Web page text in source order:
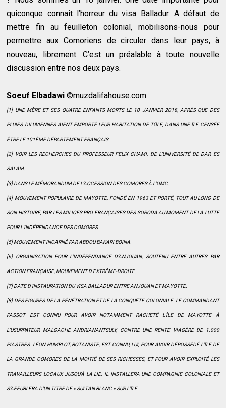
quiconque connaît l’horreur du visa Balladur. A défaut de
mettre fin au feuilleton colonial, mobilisons-nous pour
permettre aux Comoriens de circuler dans leur pays, à
nouveau, librement. C’est un préalable à toute nouvelle
discussion entre nos deux pays.
Soeuf Elbadawi©muzdalifahouse.com
[1] UNE MÈRE ET SES QUATRE ENFANTS MORTS LE 10 JANVIER 2018, APRÈS QUE DES
PLUIES DILUVIENNES AIENT EMPORTÉ LEUR HABITATION DE TÔLE, DANS UNE ÎLE CENSÉE
ÊTRE LE 101ÈME DÉPARTEMENT FRANÇAIS.
[2] VOIR LES RECHERCHES DU PROFESSEUR FELIX CHAMI, DE L’UNIVERSITÉ DE DAR ES
SALAM.
[3] DANS LE MÉMORANDUM DE L’ACCESSION DES COMORES À L’OMC.
[4] MOUVEMENT POPULAIRE DE MAYOTTE, FONDÉ EN 1963 ET PORTÉ, TOUT AU LONG DE
SON HISTOIRE, PAR LES MILICES PRO FRANÇAISES DES SORODA AU MOMENT DE LA LUTTE
POUR L’INDÉPENDANCE DES COMORES.
[5] MOUVEMENT INCARNÉ PAR ABDOU BAKARI BOINA.
[6] ORGANISATION POUR L’INDÉPENDANCE D’ANJOUAN, SOUTENU ENTRE AUTRES PAR
ACTION FRANÇAISE, MOUVEMENT D’EXTRÊME-DROITE..
[7] DATE D’INSTAURATION DU VISA BALLADUR ENTRE ANJOUAN ET MAYOTTE.
[8] DES FIGURES DE LA PÉNÉTRATION ET DE LA CONQUÊTE COLONIALE. LE COMMANDANT
PASSOT EST CONNU POUR AVOIR NOTAMMENT RACHETÉ L’ÎLE DE MAYOTTE À
L’USURPATEUR MALGACHE ANDRIANANTSULY, CONTRE UNE RENTE VIAGÈRE DE 1.000
PIASTRES. LÉON HUMBLOT, BOTANISTE, EST CONNU, LUI, POUR AVOIR DÉPOSSÉDÉ L’ÎLE DE
LA GRANDE COMORES DE LA MOITIÉ DE SES RICHESSES, ET POUR AVOIR EXPLOITÉ LES
TRAVAILLEURS LOCAUX JUSQU’À LA LIE. IL INSTALLERA UNE COMPAGNIE COLONIALE ET
S’AFFUBLERA D’UN TITRE DE « SULTAN BLANC » SUR L’ÎLE.